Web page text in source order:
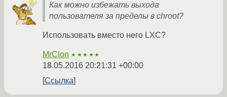
Как можно избежать выхода
пользователя за пределы в chroot?
Использовать вместо него LXC?
MrClon ★★★★★
18.05.2016 20:21:31 +00:00
Ссылка